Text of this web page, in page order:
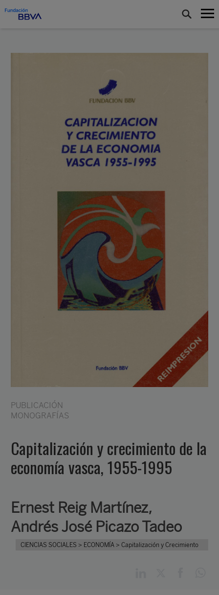
PUBLICACIÓN
MONOGRAFÍAS
Capitalización y crecimiento de la
economía vasca, 1955-1995
Ernest Reig Martínez,
Andrés José Picazo Tadeo
CIENCIAS SOCIALES > ECONOMÍA > Capitalización y Crecimiento